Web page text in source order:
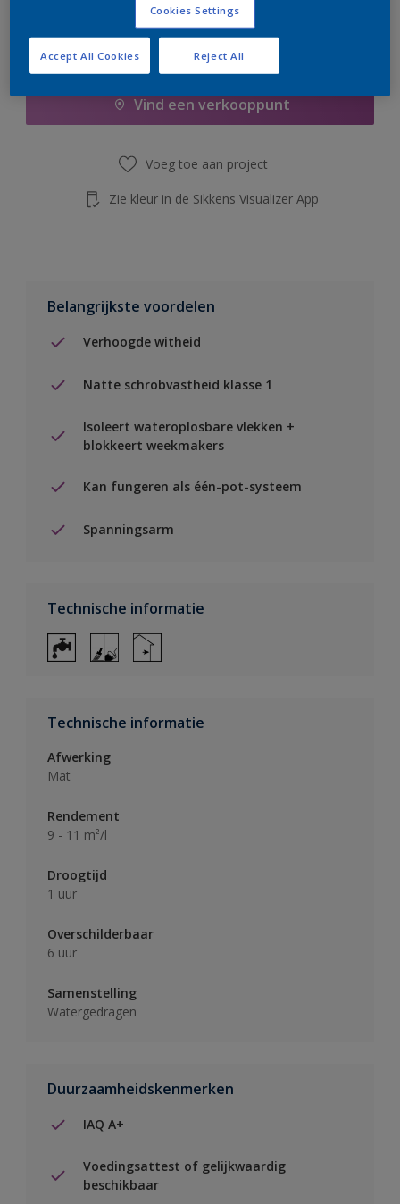
Boodschappenlijst
Vind een verkooppunt
Voeg toe aan project
Zie kleur in de Sikkens Visualizer App
Belangrijkste voordelen
Verhoogde witheid
Natte schrobvastheid klasse 1
Isoleert wateroplosbare vlekken +
blokkeert weekmakers
Kan fungeren als één-pot-systeem
Spanningsarm
Technische informatie
Technische informatie
Afwerking
Mat
Rendement
9 - 11 m²/l
Droogtijd
1 uur
Overschilderbaar
6 uur
Samenstelling
Watergedragen
Duurzaamheidskenmerken
IAQ A+
Voedingsattest of gelijkwaardig
beschikbaar
Cookies Settings
Reject All
Accept All Cookies